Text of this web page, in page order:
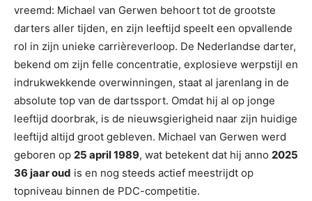
vreemd: Michael van Gerwen behoort tot de grootste
darters aller tijden, en zijn leeftijd speelt een opvallende
rol in zijn unieke carrièreverloop. De Nederlandse darter,
bekend om zijn felle concentratie, explosieve werpstijl en
indrukwekkende overwinningen, staat al jarenlang in de
absolute top van de dartssport. Omdat hij al op jonge
leeftijd doorbrak, is de nieuwsgierigheid naar zijn huidige
leeftijd altijd groot gebleven. Michael van Gerwen werd
geboren op 25 april 1989, wat betekent dat hij anno 2025
36 jaar oud is en nog steeds actief meestrijdt op
topniveau binnen de PDC-competitie.